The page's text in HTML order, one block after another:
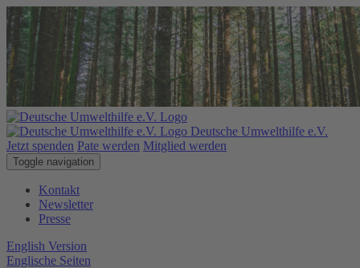
Deutsche Umwelthilfe e.V.
Jetzt spenden Pate werden Mitglied werden
Toggle navigation
Kontakt
Newsletter
Presse
English Version
Englische Seiten